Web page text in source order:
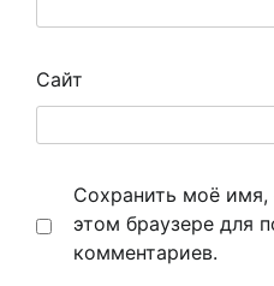
Сайт
Сохранить моё имя,
этом браузере для
комментариев.